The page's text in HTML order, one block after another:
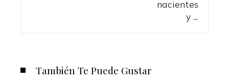
También Te Puede Gustar